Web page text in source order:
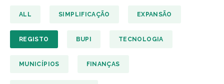
ALL SIMPLIFICAÇÃO EXPANSÃO
REGISTO BUPI TECNOLOGIA
MUNICÍPIOS FINANÇAS